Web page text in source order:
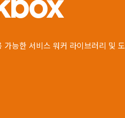
가능한 서비스 워커 라이브러리 및